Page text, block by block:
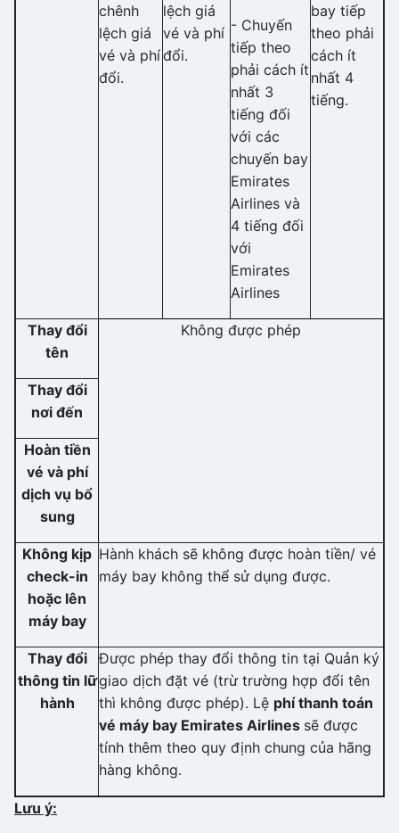
chênh
lệch giá
vé và phí
đổi.
lệch giá
vé và phí
đổi.
- Chuyến
tiếp theo
phải cách ít
nhất 3
tiếng đối
với các
chuyến bay
Emirates
Airlines và
4 tiếng đối
với
Emirates
Airlines
bay tiếp
theo phải
cách ít
nhất 4
tiếng.
Thay đổi
tên
Không được phép
Thay đổi
nơi đến
Hoàn tiền
vé và phí
dịch vụ bổ
sung
Không kịp
check-in
hoặc lên
máy bay
Hành khách sẽ không được hoàn tiền/ vé
máy bay không thể sử dụng được.
Thay đổi
thông tin lữ
hành
Được phép thay đổi thông tin tại Quản ký
giao dịch đặt vé (trừ trường hợp đổi tên
thì không được phép). Lệ phí thanh toán
vé máy bay Emirates Airlines sẽ được
tính thêm theo quy định chung của hãng
hàng không.
Lưu ý: